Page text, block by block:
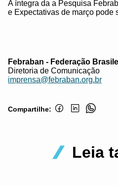
A íntegra da a Pesquisa
e Expectativas de março pode
Febraban - Federação
Diretoria de Comunicação
imprensa@febraban.org.br
Compartilhe:
Leia